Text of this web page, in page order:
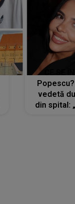
vedetă
din spital: